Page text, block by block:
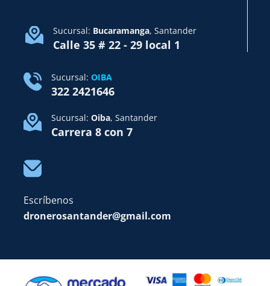
Sucursal: Bucaramanga, Santander
Calle 35 # 22 - 29 local 1
Sucursal: OIBA
322 2421646
Sucursal: Oiba, Santander
Carrera 8 con 7
Escríbenos
dronerosantander@gmail.com